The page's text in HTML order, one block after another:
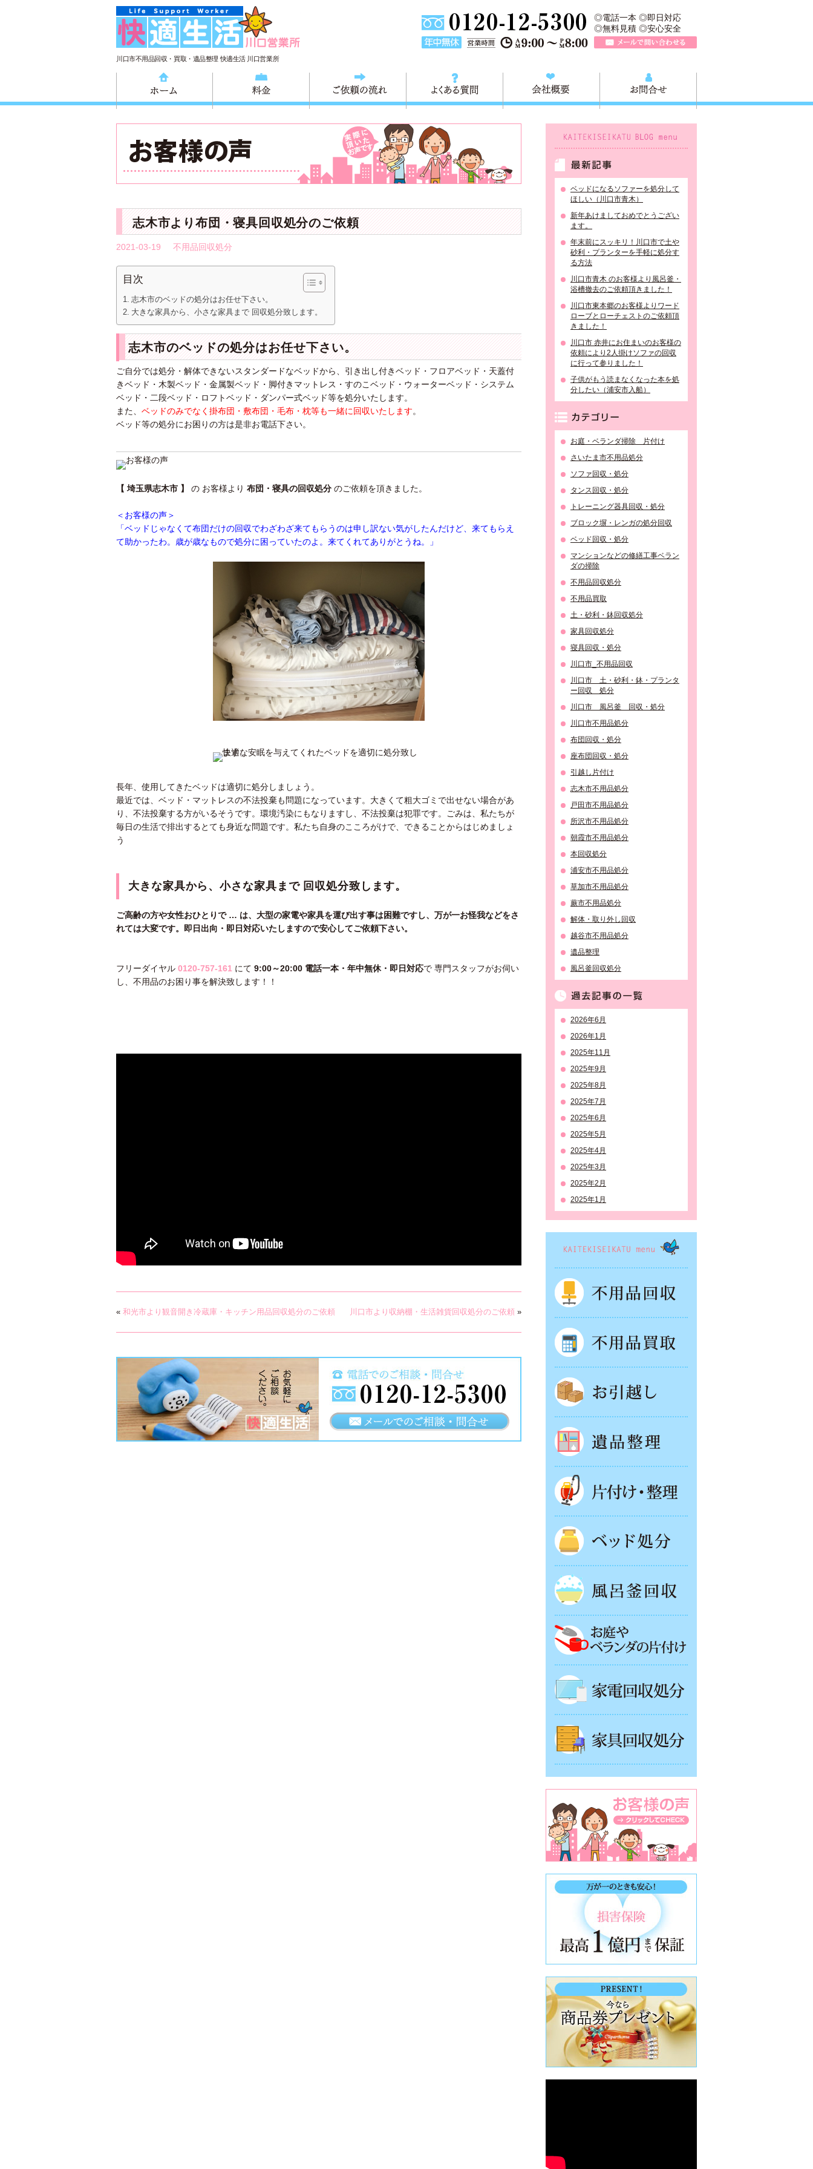
川口市不用品回収・買取・遺品整理 快適生活 川口営業所
TEL 0120-757-161（年中無休）営業時間AM9:00～
◎電話一本 ◎即日対応
◎無料見積 ◎安心安全
ご依頼の流れ よくある質問
志木市より布団・寝具回収処分のご依頼
2021-03-19 不用品回収処分
目次
志木市のベッドの処分はお任せ下さい。
大きな家具から、小さな家具まで 回収処分致します。
志木市のベッドの処分はお任せ下さい。
ご自分では処分・解体できないスタンダードなベッドから、引き出し付きベッド・フロアベッド・天蓋付
きベッド・木製ベッド・金属製ベッド・脚付きマットレス・すのこベッド・ウォーターベッド・システム
ベッド・二段ベッド・ロフトベッド・ダンパー式ベッド等を処分いたします。
また、 ベッドのみでなく掛布団・敷布団・毛布・枕等も一緒に回収いたします。
ベッド等の処分にお困りの方は是非お電話下さい。
【 埼玉県志木市 】 の お客様より 布団・寝具の回収処分 のご依頼を頂きました。
＜お客様の声＞
「ベッドじゃなくて布団だけの回収でわざわざ来てもらうのは申し訳ない気がしたんだけど、来てもらえ
て助かったわ。歳が歳なもので処分に困っていたのよ。来てくれてありがとうね。」
長年、使用してきたベッドは適切に処分しましょう。
最近では、ベッド・マットレスの不法投棄も問題になっています。大きくて粗大ゴミで出せない場合があ
り、不法投棄する方がいるそうです。環境汚染にもなりますし、不法投棄は犯罪です。ごみは、私たちが
毎日の生活で排出するとても身近な問題です。私たち自身のこころがけで、できることからはじめましょ
う
大きな家具から、小さな家具まで 回収処分致します。
ご高齢の方や女性おひとりで … は、大型の家電や家具を運び出す事は困難ですし、万が一お怪我などをさ
れては大変です。即日出向・即日対応いたしますので安心してご依頼下さい。
フリーダイヤル 0120-757-161 にて 9:00～20:00 電話一本・年中無休・即日対応で 専門スタッフがお伺い
し、不用品のお困り事を解決致します！！
« 和光市より観音開き冷蔵庫・キッチン用品回収処分のご依頼 川口市より収納棚・生活雑貨回収処分のご依頼 »
ベッドになるソファーを処分して
ほしい（川口市青木）
新年あけましておめでとうござい
ます。
年末前にスッキリ！川口市で土や
砂利・プランターを手軽に処分す
る方法
川口市青木 のお客様より風呂釜・
浴槽撤去のご依頼頂きました！
川口市東本郷のお客様よりワード
ローブとローチェストのご依頼頂
きました！
川口市 赤井にお住まいのお客様の
依頼により2人掛けソファの回収
に行って参りました！
子供がもう読まなくなった本を処
分したい（浦安市入船）
お庭・ベランダ掃除 片付け
さいたま市不用品処分
ソファ回収・処分
タンス回収・処分
トレーニング器具回収・処分
ブロック塀・レンガの処分回収
ベッド回収・処分
マンションなどの修繕工事ベラン
ダの掃除
不用品回収処分
不用品買取
土・砂利・鉢回収処分
家具回収処分
寝具回収・処分
川口市_不用品回収
川口市 土・砂利・鉢・プランタ
ー回収 処分
川口市 風呂釜 回収・処分
川口市不用品処分
布団回収・処分
座布団回収・処分
引越し片付け
志木市不用品処分
戸田市不用品処分
所沢市不用品処分
朝霞市不用品処分
本回収処分
浦安市不用品処分
草加市不用品処分
蕨市不用品処分
解体・取り外し回収
越谷市不用品処分
遺品整理
風呂釜回収処分
2026年6月
2026年1月
2025年11月
2025年9月
2025年8月
2025年7月
2025年6月
2025年5月
2025年4月
2025年3月
2025年2月
2025年1月